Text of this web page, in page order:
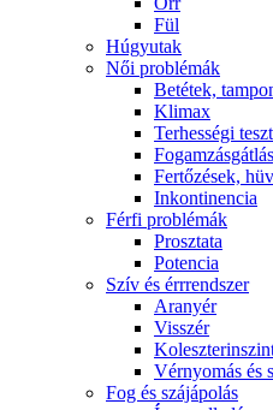
Fül
Húgyutak
Női problémák
Betétek,
Klimax
Terhességi
Fertőzések,
Inkontinencia
Férfi problémák
Prosztata
Potencia
Szív és érrrendszer
Aranyér
Visszér
Vérnyomás és
Fog és szájápolás